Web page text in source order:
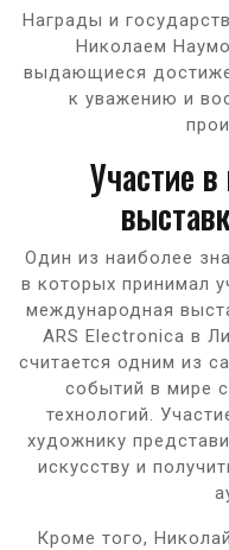
Награды и
Николаем
выдающиеся
к уважению и
Участие
Один из наиболее
в которых принимал
международная
ARS Electronica в
считается одним из
событий в мире
технологий.
художнику
искусству и
Кроме того,